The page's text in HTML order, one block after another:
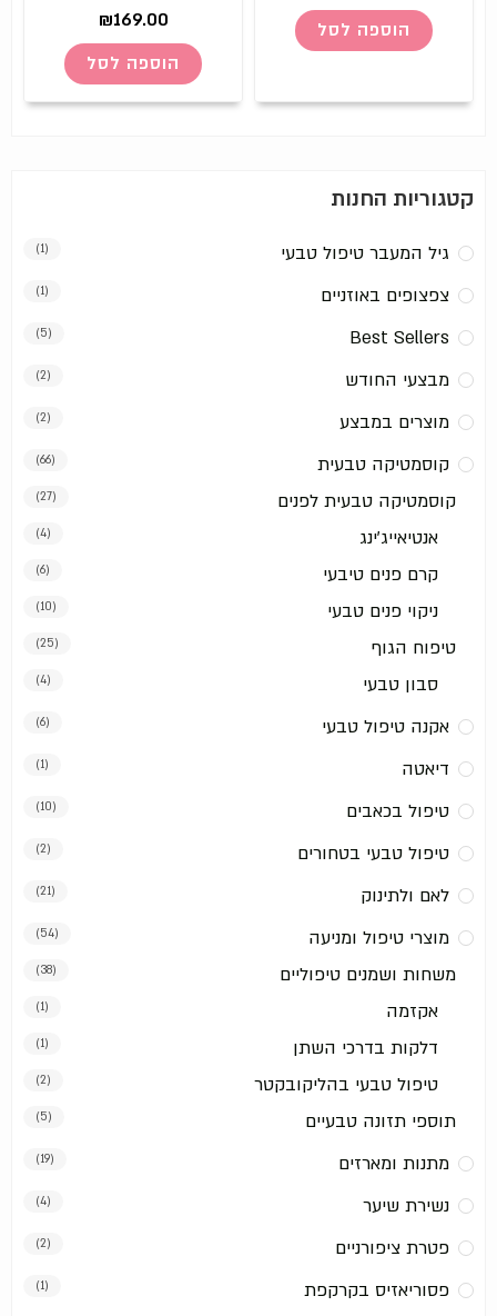
קטגוריות החנות
גיל המעבר טיפול טבעי (1)
צפצופים באוזניים (1)
Best Sellers
(5)
מבצעי החודש (2)
מוצרים במבצע (2)
קוסמטיקה טבעית (66)
קוסמטיקה טבעית לפנים (27)
אנטיאייג'ינג (4)
קרם פנים טיבעי (6)
ניקוי פנים טבעי (10)
טיפוח הגוף (25)
סבון טבעי (4)
אקנה טיפול טבעי (6)
דיאטה (1)
טיפול בכאבים (10)
טיפול טבעי בטחורים (2)
לאם ולתינוק (21)
מוצרי טיפול ומניעה (54)
משחות ושמנים טיפוליים (38)
אקזמה (1)
דלקות בדרכי השתן (1)
טיפול טבעי בהליקובקטר (2)
תוספי תזונה טבעיים (5)
מתנות ומארזים (19)
נשירת שיער (4)
פטרת ציפורניים (2)
פסוריאזיס בקרקפת (1)
הוספה לסל
מתוך 5
₪169.00
הוספה לסל